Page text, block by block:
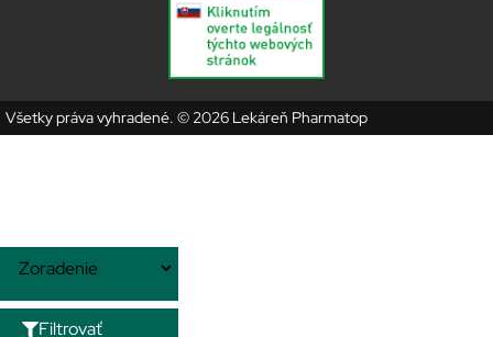
Filtrovať
Všetky práva vyhradené. © 2026 Lekáreň Pharmatop